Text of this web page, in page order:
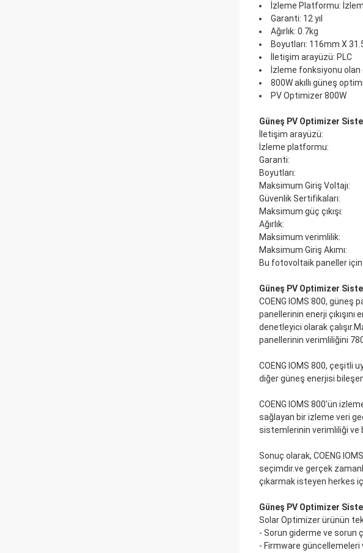
İzleme Platformu:
Garanti: 12 yıl
Ağırlık: 0.7kg
Boyutları: 116mm X
İletişim arayüzü: PLC
İzleme fonksiyonu
800W akıllı güneş
PV Optimizer 800W
Güneş PV Optimizer
İletişim arayüzü:
İzleme platformu:
Garanti:
Boyutları:
Maksimum Giriş Voltajı:
Güvenlik Sertifikaları:
Maksimum güç çıkışı:
Ağırlık:
Maksimum verimlilik:
Maksimum Giriş Akımı:
Bu fotovoltaik paneller
Güneş PV Optimizer
COENG IOMS 800,
panellerinin enerji
denetleyici olarak
panellerinin verimliliğini
COENG IOMS 800, çeşitli
diğer güneş enerjisi
COENG IOMS 800'ün
sağlayan bir izleme veri
sistemlerinin verimliliği ve
Sonuç olarak, COENG
seçimdir.ve gerçek
çıkarmak isteyen herkes
Güneş PV Optimizer
Solar Optimizer ürünün
- Sorun giderme ve sorun
- Firmware